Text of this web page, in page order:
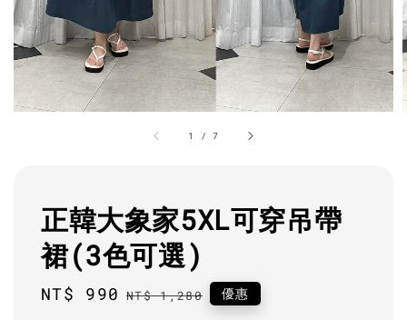
1 /7
正韓大象家5XL可穿吊帶
裙(3色可選)
Sale
NT$ 990 Regular
NT$ 1,280 優惠